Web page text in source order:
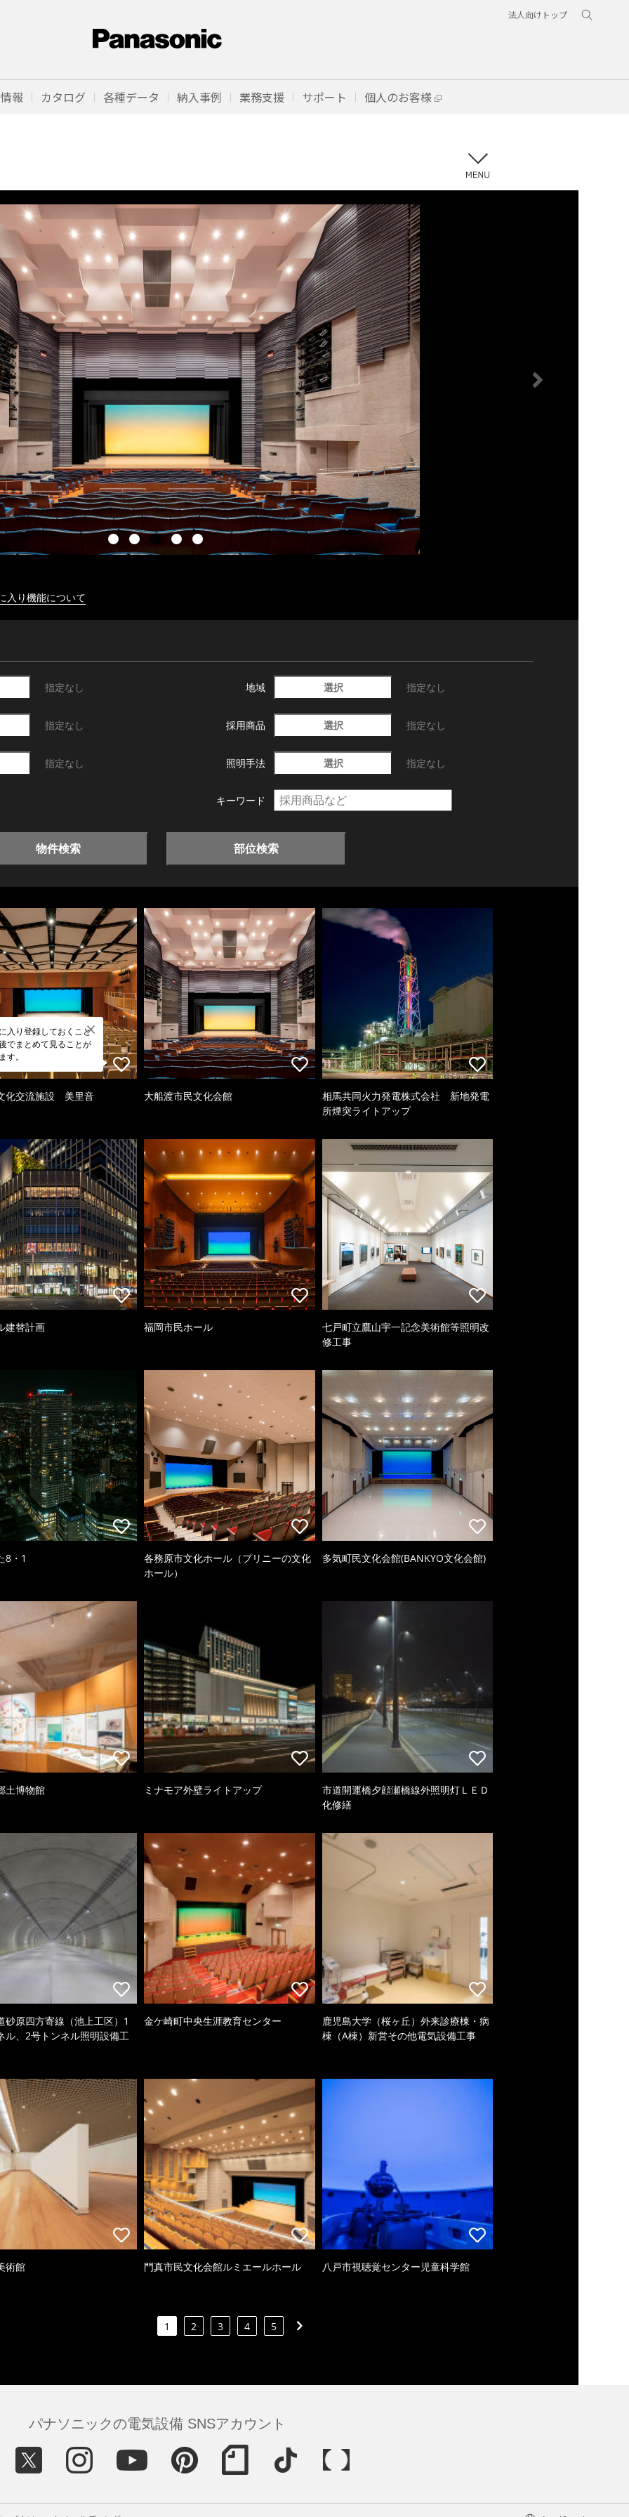
法人向けトップ
報 カタログ 各種データ 納入事例 業務支援 サポート 個人のお客様
入り機能について
指定なし 地域 選択 指定なし
指定なし 採用商品 選択 指定なし
指定なし 照明手法 選択 指定なし
キーワード
物件検索 部位検索
入り登録しておくこと
でまとめて見ることが
す。
化交流施設 美里音 大船渡市民文化会館
相馬共同火力発電株式会社 新地発電
所煙突ライトアップ
建替計画 福岡市民ホール
七戸町立鷹山宇一記念美術館等照明改
修工事
8・1
各務原市文化ホール（プリニーの文化
ホール）
多気町民文化会館(BANKYO文化会館)
土博物館 ミナモア外壁ライトアップ
市道開運橋夕顔瀬橋線外照明灯ＬＥＤ
化修繕
砂原四方寄線（池上工区）1
ル、2号トンネル照明設備工
金ケ崎町中央生涯教育センター
鹿児島大学（桜ヶ丘）外来診療棟・病
棟（A棟）新営その他電気設備工事
術館 門真市民文化会館ルミエールホール 八戸市視聴覚センター児童科学館
1 2 3 4 5
パナソニックの電気設備 SNSアカウント